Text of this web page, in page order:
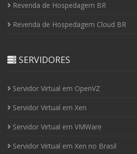
Revenda de Hospedagem BR
Revenda de Hospedagem Cloud BR
SERVIDORES
Servidor Virtual em OpenVZ
Servidor Virtual em Xen
Servidor Virtual em VMWare
Servidor Virtual em Xen no Brasil